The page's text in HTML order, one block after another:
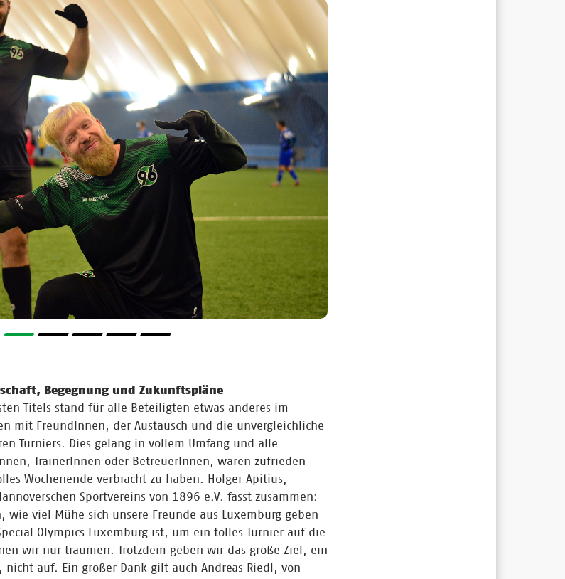
Begegnung und Zukunftspläne
Titels stand für alle Beteiligten etwas anderes im
mit FreundInnen, der Austausch und die unvergleichliche
Turniers. Dies gelang in vollem Umfang und alle
TrainerInnen oder BetreuerInnen, waren zufrieden
Wochenende verbracht zu haben. Holger Apitius,
Sportvereins von 1896 e.V. fasst zusammen:
wie viel Mühe sich unsere Freunde aus Luxemburg geben
Olympics Luxemburg ist, um ein tolles Turnier auf die
wir nur träumen. Trotzdem geben wir das große Ziel, ein
nicht auf. Ein großer Dank gilt auch Andreas Riedl, von